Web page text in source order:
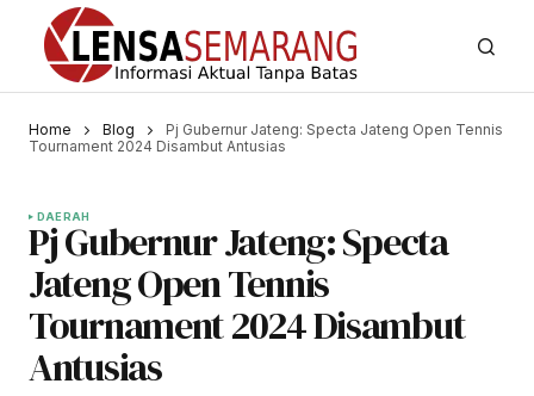
Home Blog
Pj Gubernur Jateng: Specta Jateng Open Tennis
Tournament 2024 Disambut Antusias
DAERAH
Pj Gubernur Jateng: Specta
Jateng Open Tennis
Tournament 2024 Disambut
Antusias